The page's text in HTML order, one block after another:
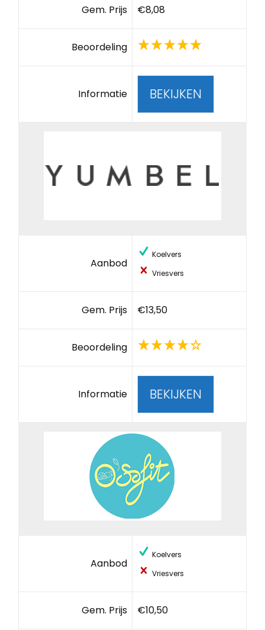
Gem. Prijs €8,08
Beoordeling
Informatie BEKIJKEN
Aanbod
Koelvers
Vriesvers
Gem. Prijs €13,50
Beoordeling
Informatie BEKIJKEN
Aanbod
Koelvers
Vriesvers
Gem. Prijs €10,50